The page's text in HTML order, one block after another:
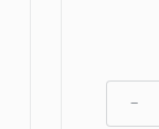
−